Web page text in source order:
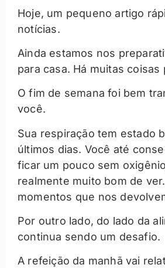
Hoje, um pequeno artigo
notícias.
Ainda estamos nos
para casa. Há muitas coisas
O fim de semana foi bem
você.
Sua respiração tem estado
últimos dias. Você até
ficar um pouco sem
realmente muito bom de
momentos que nos
Por outro lado, do lado da
continua sendo um desafio.
A refeição da manhã vai